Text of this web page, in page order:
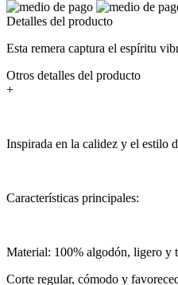
Detalles del producto
Esta remera captura el espíritu
Otros detalles del producto
+
Inspirada en la calidez y el estilo
Características principales:
Material: 100% algodón, ligero y
Corte regular, cómodo y